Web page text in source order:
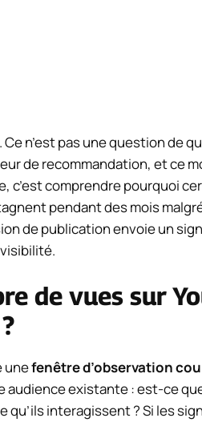
n’est pas une question de
de recommandation, et ce
c’est comprendre pourquoi
pendant des mois
de publication envoie un
de vues sur
unefenêtre d’observation
existante : est-ce
qu’ils interagissent ? Si les